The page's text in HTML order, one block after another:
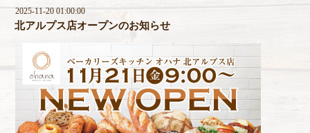
2025-11-20 01:00:00
北アルプス店オープンのお知らせ